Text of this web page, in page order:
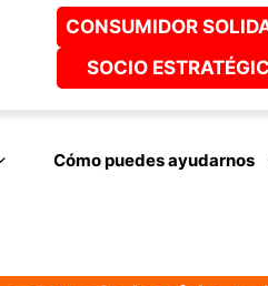
CONSUMIDOR
SOCIO
Cómo puedes ayudarnos